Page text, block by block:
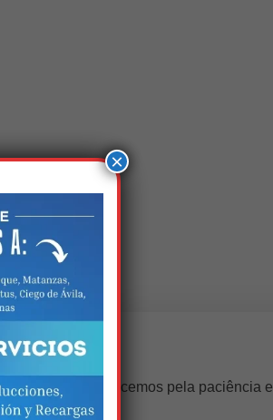
×
nisso!
incríveis. Agradecemos pela paciência e